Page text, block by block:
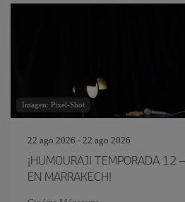
Imagen: Pixel-Shot
22 ago 2026 - 22 ago 2026
¡HUMOURAJI TEMPORADA 12
EN MARRAKECH!